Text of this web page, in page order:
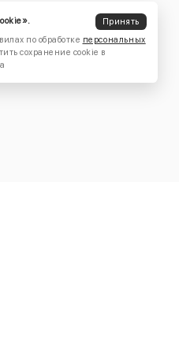
Принять
по обработке персональных
сохранение cookie в